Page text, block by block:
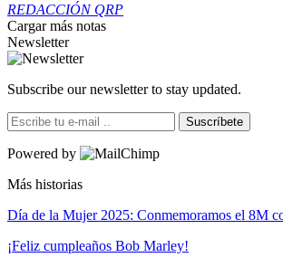
REDACCIÓN QRP
Cargar más notas
Newsletter
Subscribe our newsletter to stay updated.
Suscríbete
Powered by
Más historias
Día de la Mujer 2025: Conmemoramos el 8M
¡Feliz cumpleaños Bob Marley!